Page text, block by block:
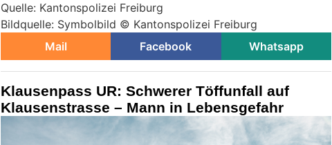
Quelle: Kantonspolizei Freiburg
Bildquelle: Symbolbild © Kantonspolizei Freiburg
Mail
Facebook Whatsapp
Klausenpass UR: Schwerer Töffunfall auf
Klausenstrasse – Mann in Lebensgefahr